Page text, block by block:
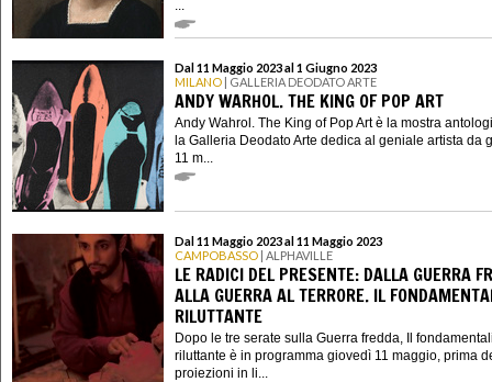
Dal 11 Maggio 2023 al 1 Giugno 2023
MILANO | GALLERIA DEODATO ARTE
ANDY WARHOL. THE KING OF POP ART
Andy Wahrol. The King of Pop Art è la mostra
la Galleria Deodato Arte dedica al geniale artista da
11 m...
Dal 11 Maggio 2023 al 11 Maggio 2023
CAMPOBASSO | ALPHAVILLE
LE RADICI DEL PRESENTE: DALLA GUERRA
ALLA GUERRA AL TERRORE. IL
RILUTTANTE
Dopo le tre serate sulla Guerra fredda, Il
riluttante è in programma giovedì 11 maggio, prima
proiezioni in li...